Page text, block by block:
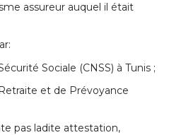
assureur auquel il était
Sociale (CNSS) à Tunis ;
et de Prévoyance
pas ladite attestation,